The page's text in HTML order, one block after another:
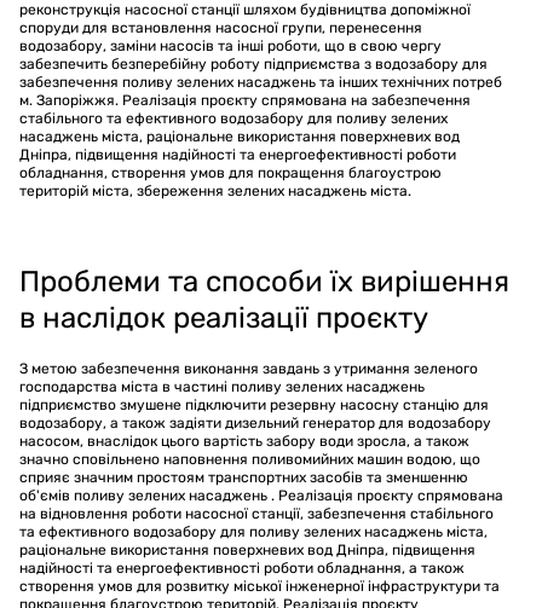
реконструкція насосної станції шляхом будівництва допоміжної
споруди для встановлення насосної групи, перенесення
водозабору, заміни насосів та інші роботи, що в свою чергу
забезпечить безперебійну роботу підприємства з водозабору для
забезпечення поливу зелених насаджень та інших технічних потреб
м. Запоріжжя. Реалізація проєкту спрямована на забезпечення
стабільного та ефективного водозабору для поливу зелених
насаджень міста, раціональне використання поверхневих вод
Дніпра, підвищення надійності та енергоефективності роботи
обладнання, створення умов для покращення благоустрою
територій міста, збереження зелених насаджень міста.
Проблеми та способи їх вирішення
в наслідок реалізації проєкту
З метою забезпечення виконання завдань з утримання зеленого
господарства міста в частині поливу зелених насаджень
підприємство змушене підключити резервну насосну станцію для
водозабору, а також задіяти дизельний генератор для водозабору
насосом, внаслідок цього вартість забору води зросла, а також
значно сповільнено наповнення поливомийних машин водою, що
сприяє значним простоям транспортних засобів та зменшенню
об'ємів поливу зелених насаджень . Реалізація проєкту спрямована
на відновлення роботи насосної станції, забезпечення стабільного
та ефективного водозабору для поливу зелених насаджень міста,
раціональне використання поверхневих вод Дніпра, підвищення
надійності та енергоефективності роботи обладнання, а також
створення умов для розвитку міської інженерної інфраструктури та
покращення благоустрою територій. Реалізація проєкту